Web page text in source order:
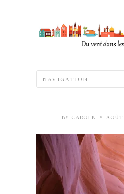
BY CAROLE •